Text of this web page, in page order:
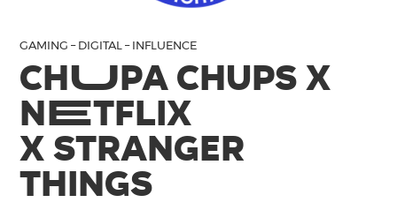
GAMING – DIGITAL – INFLUENCE
CHUPA CHUPS X
NETFLIX
X STRANGER
THINGS